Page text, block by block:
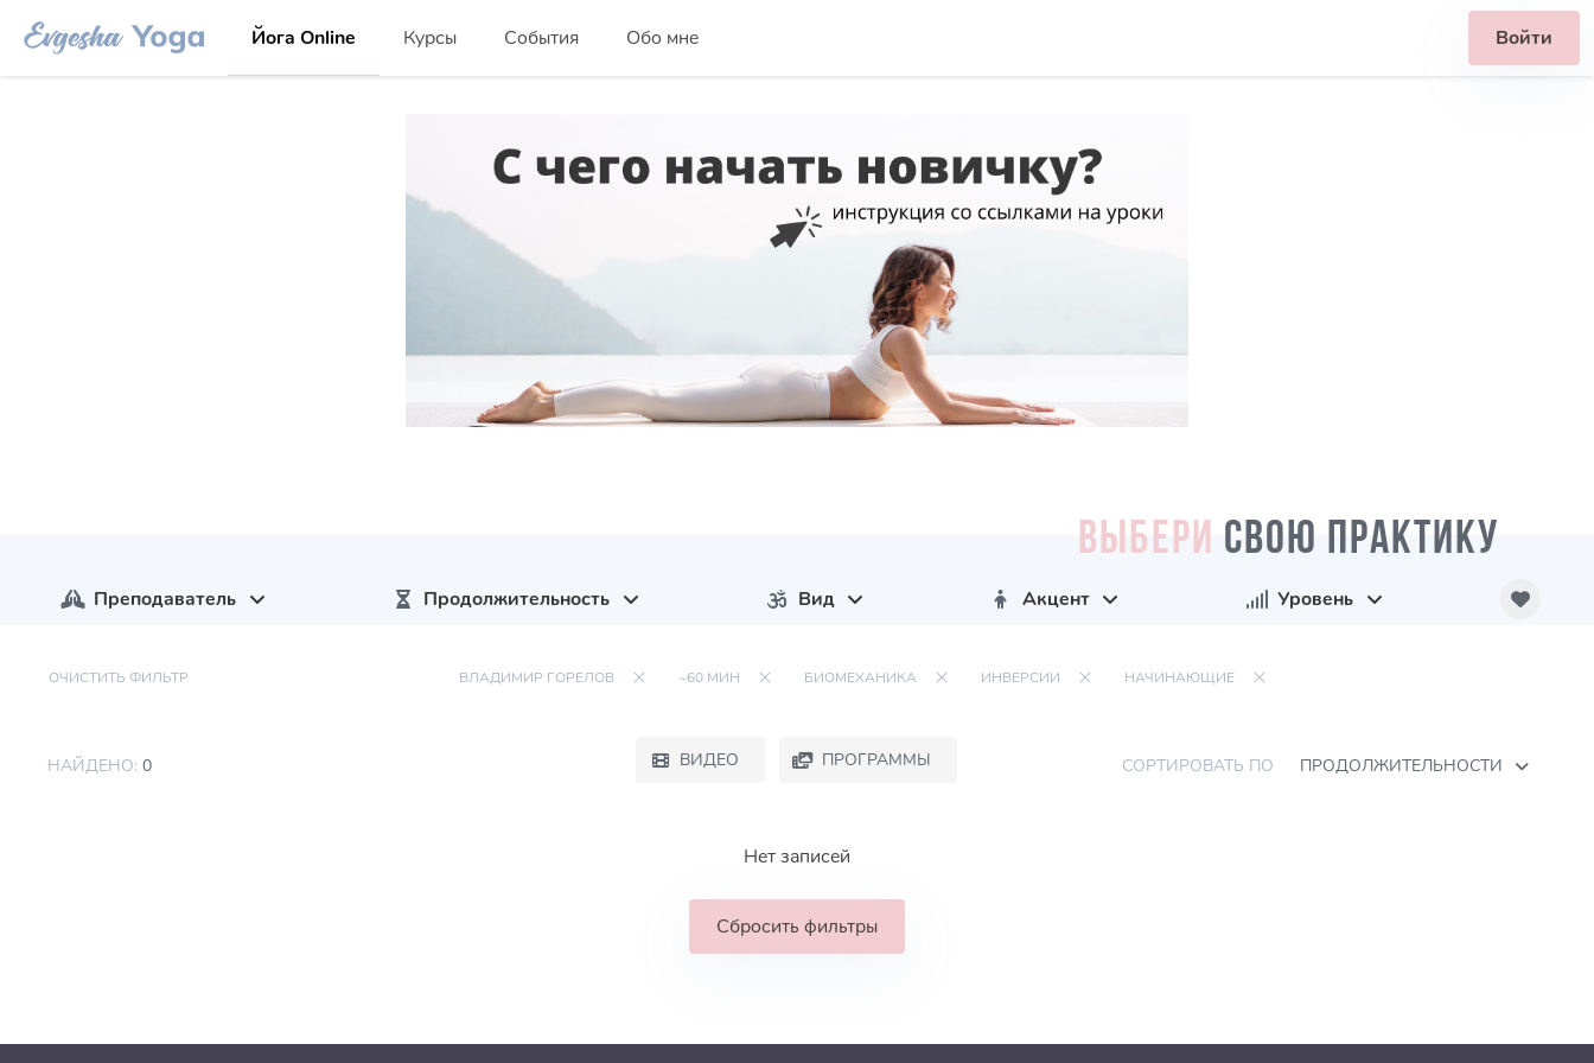
Йога Online Курсы События Обо мне Войти
ВЫБЕРИ СВОЮ ПРАКТИКУ
Преподаватель Продолжительность Вид Акцент Уровень
ОЧИСТИТЬ ФИЛЬТР ВЛАДИМИР ГОРЕЛОВ ~60 МИН БИОМЕХАНИКА ИНВЕРСИИ НАЧИНАЮЩИЕ
НАЙДЕНО: 0 ВИДЕО ПРОГРАММЫ СОРТИРОВАТЬ ПО ПРОДОЛЖИТЕЛЬНОСТИ
Нет записей
Сбросить фильтры